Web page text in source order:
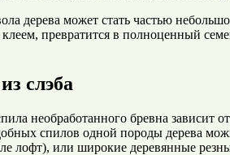
дерева может стать частью
превратится в полноценный
слэба
необработанного бревна зависит
спилов одной породы дерева
лофт), или широкие деревянные